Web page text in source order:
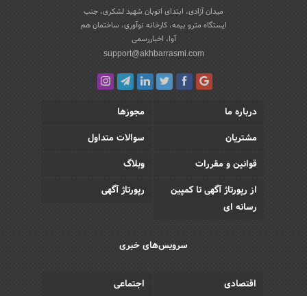
میدان آزادی، ابتدای اتوبان شهید لشکری، جنب
ایستگاه مترو بیمه، کارخانه نوآوری، ساختمان هم
آوا، اخباررسمی
support@akhbarrasmi.com
درباره ما
مجوزها
مشتریان
سوالات متداول
قوانین و مقررات
وبلاگ
از رپورتاژ آگهی تا کمپین
رسانه ای
رپورتاژ آگهی
سرویس‌های خبری
اقتصادی اجتماعی